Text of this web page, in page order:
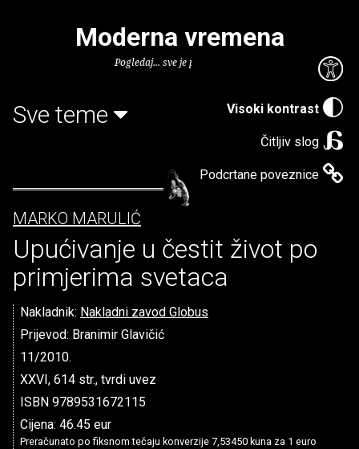
Visoki kontrast
Čitljiv slog
Podcrtane poveznice
Moderna vremena
Pogledaj... sve je puno knjiga.
Sve teme
MARKO MARULIĆ
Upućivanje u čestit život po
primjerima svetaca
Nakladnik: Nakladni zavod Globus
Prijevod: Branimir Glavičić
11/2010.
XXVI, 614 str., tvrdi uvez
ISBN 9789531672115
Cijena: 46.45 eur
Preračunato po fiksnom tečaju konverzije 7,53450 kuna za 1 euro